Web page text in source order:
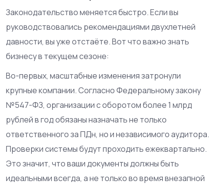
Законодательство меняется быстро. Если вы
руководствовались рекомендациями двухлетней
давности, вы уже отстаёте. Вот что важно знать
бизнесу в текущем сезоне:
Во-первых, масштабные изменения затронули
крупные компании. Согласно Федеральному закону
№547-ФЗ, организации с оборотом более 1 млрд
рублей в год обязаны назначать не только
ответственного за ПДн, но и независимого аудитора.
Проверки системы будут проходить ежеквартально.
Это значит, что ваши документы должны быть
идеальными всегда, а не только во время внезапной